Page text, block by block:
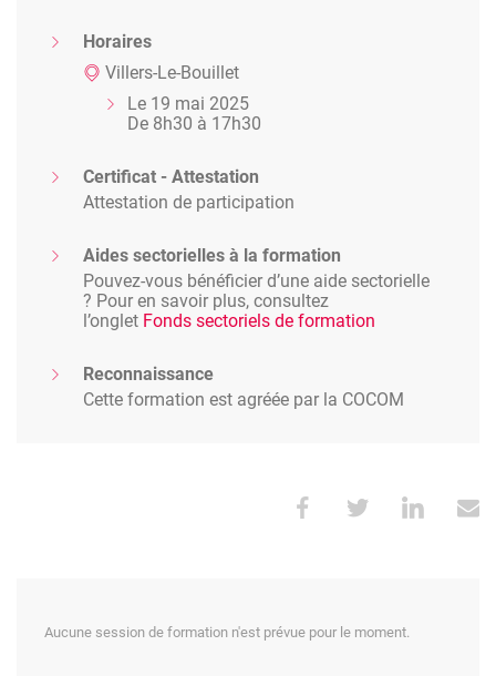
Horaires
Villers-Le-Bouillet
Le 19 mai 2025
De 8h30 à 17h30
Certificat - Attestation
Attestation de participation
Aides sectorielles à la formation
Pouvez-vous bénéficier d’une aide sectorielle
? Pour en savoir plus, consultez
l’onglet Fonds sectoriels de formation
Reconnaissance
Cette formation est agréée par la COCOM
Aucune session de formation n'est prévue pour le moment.